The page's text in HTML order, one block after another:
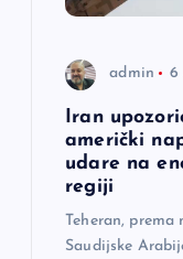
admin 6
Iran
američki
udare na
regiji
Teheran, prema
Saudijske